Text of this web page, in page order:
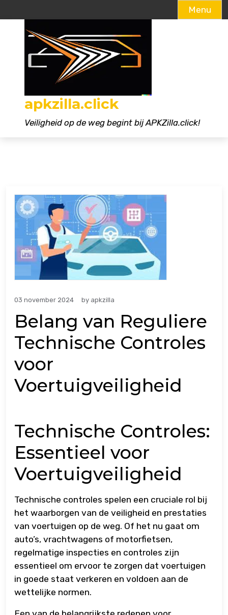
Menu
apkzilla.click
Veiligheid op de weg begint bij APKZilla.click!
03 november 2024 by apkzilla
Belang van Reguliere
Technische Controles
voor
Voertuigveiligheid
Technische Controles:
Essentieel voor
Voertuigveiligheid
Technische controles spelen een cruciale rol bij
het waarborgen van de veiligheid en prestaties
van voertuigen op de weg. Of het nu gaat om
auto’s, vrachtwagens of motorfietsen,
regelmatige inspecties en controles zijn
essentieel om ervoor te zorgen dat voertuigen
in goede staat verkeren en voldoen aan de
wettelijke normen.